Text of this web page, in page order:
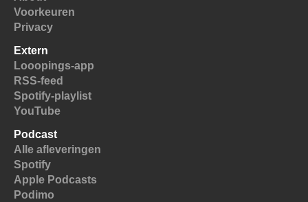
Voorkeuren
Privacy
Extern
Looopings-app
RSS-feed
Spotify-playlist
YouTube
Podcast
Alle afleveringen
Spotify
Apple Podcasts
Podimo